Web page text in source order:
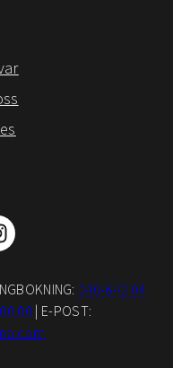
Instagram
040-642 04
00 | E-POST: